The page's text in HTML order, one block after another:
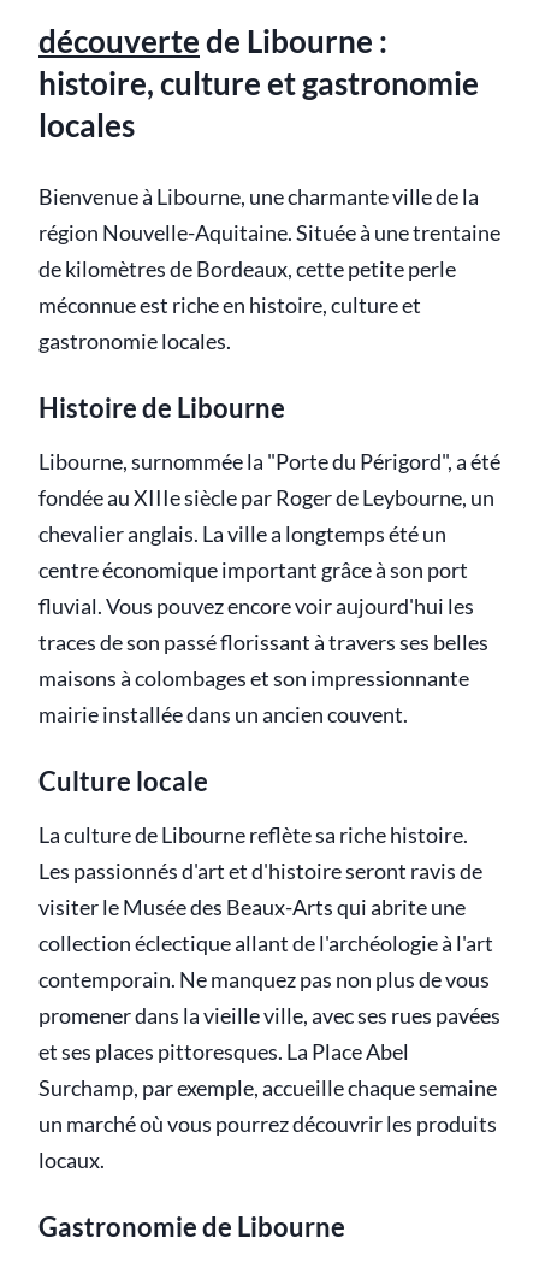
découvertede Libourne :
histoire, culture et gastronomie
locales
Bienvenue à Libourne, une charmante ville de la
région Nouvelle-Aquitaine. Située à une trentaine
de kilomètres de Bordeaux, cette petite perle
méconnue est riche en histoire, culture et
gastronomie locales.
Histoire de Libourne
Libourne, surnommée la "Porte du Périgord", a été
fondée au XIIIe siècle par Roger de Leybourne, un
chevalier anglais. La ville a longtemps été un
centre économique important grâce à son port
fluvial. Vous pouvez encore voir aujourd'hui les
traces de son passé florissant à travers ses belles
maisons à colombages et son impressionnante
mairie installée dans un ancien couvent.
Culture locale
La culture de Libourne reflète sa riche histoire.
Les passionnés d'art et d'histoire seront ravis de
visiter le Musée des Beaux-Arts qui abrite une
collection éclectique allant de l'archéologie à l'art
contemporain. Ne manquez pas non plus de vous
promener dans la vieille ville, avec ses rues pavées
et ses places pittoresques. La Place Abel
Surchamp, par exemple, accueille chaque semaine
un marché où vous pourrez découvrir les produits
locaux.
Gastronomie de Libourne